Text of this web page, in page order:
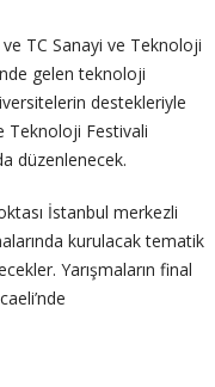
ve TC Sanayi ve Teknoloji
gelen teknoloji
destekleriyle
Teknoloji Festivali
düzenlenecek.
İstanbul merkezli
kurulacak tematik
Yarışmaların final